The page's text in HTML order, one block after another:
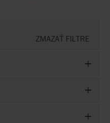
ZMAZAŤ FILTRE